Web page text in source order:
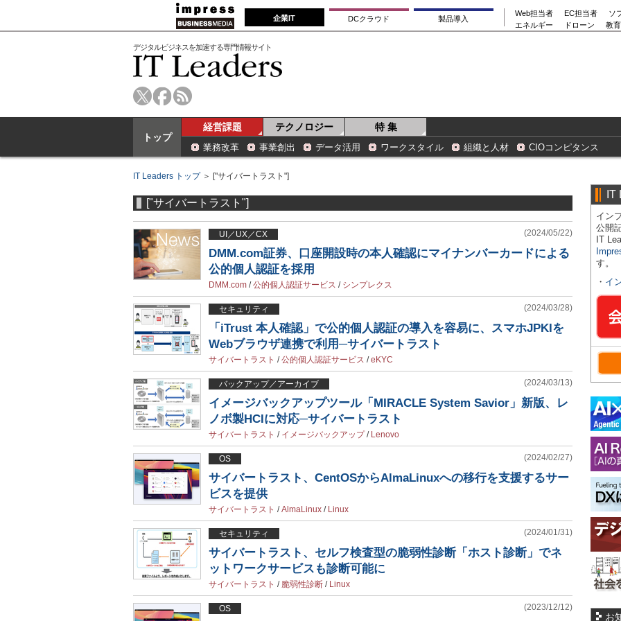
企業IT DCクラウド 製品導入
Web担当者 EC担当者
ソ
エネルギー
ドローン 教
デジタルビジネスを加速する専門情報サイト
トップ
経営課題 テクノロジー 特 集
業務改革 事業創出 データ活用 ワークスタイル 組織と人材 CIOコンピタンス
IT Leaders トップ＞ ["サイバートラスト"]
["サイバートラスト"]
UI／UX／CX (2024/05/22)
DMM.com証券、口座開設時の本人確認にマイナンバーカードによる
公的個人認証を採用
DMM.com /公的個人認証サービス / シンプレクス
セキュリティ (2024/03/28)
「iTrust 本人確認」で公的個人認証の導入を容易に、スマホJPKIを
Webブラウザ連携で利用─サイバートラスト
サイバートラスト /公的個人認証サービス /eKYC
バックアップ／アーカイブ (2024/03/13)
イメージバックアップツール「MIRACLE System Savior」新版、レ
ノボ製HCIに対応─サイバートラスト
サイバートラスト / イメージバックアップ/ Lenovo
OS (2024/02/27)
サイバートラスト、CentOSからAlmaLinuxへの移行を支援するサー
ビスを提供
サイバートラスト /AlmaLinux / Linux
セキュリティ (2024/01/31)
サイバートラスト、セルフ検査型の脆弱性診断「ホスト診断」でネ
ットワークサービスも診断可能に
サイバートラスト / 脆弱性診断 / Linux
OS (2023/12/12)
IT
イン
公開
IT
す。
・ イ
お